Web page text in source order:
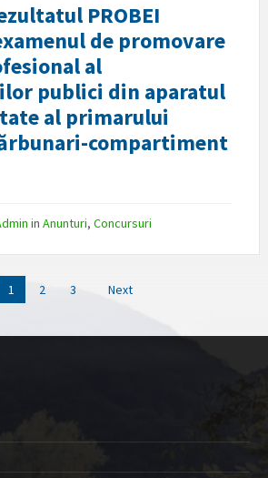
PROBEI
de promovare
al
publici din aparatul
al primarului
compartiment
in Anunturi, Concursuri
1 2 3 Next